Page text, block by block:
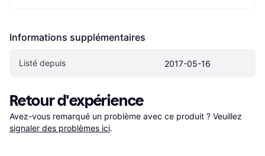
Informations supplémentaires
Listé depuis 2017-05-16
Retour d'expérience
Avez-vous remarqué un problème avec ce produit ? Veuillez
signaler des problèmes ici.